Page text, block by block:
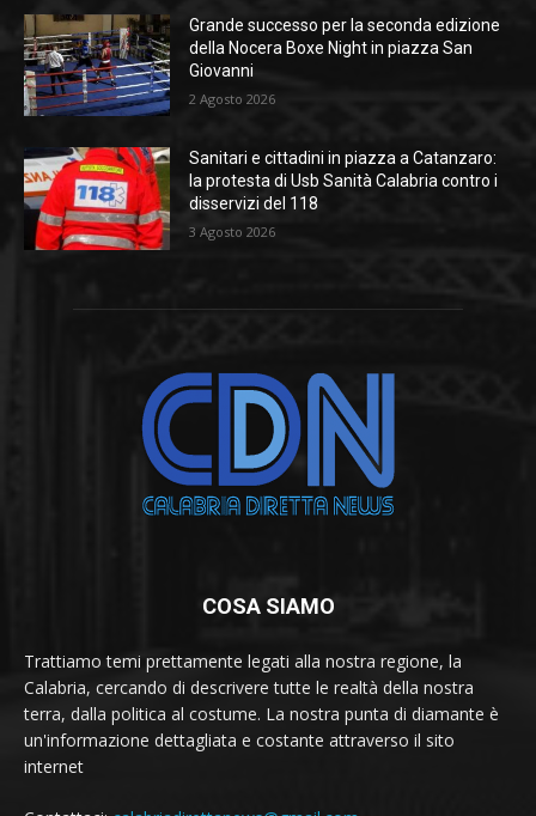
Grande successo per la seconda edizione
della Nocera Boxe Night in piazza San
Giovanni
2 Agosto 2026
Sanitari e cittadini in piazza a Catanzaro:
la protesta di Usb Sanità Calabria contro i
disservizi del 118
3 Agosto 2026
COSA SIAMO
Trattiamo temi prettamente legati alla nostra regione, la
Calabria, cercando di descrivere tutte le realtà della nostra
terra, dalla politica al costume. La nostra punta di diamante è
un'informazione dettagliata e costante attraverso il sito
internet